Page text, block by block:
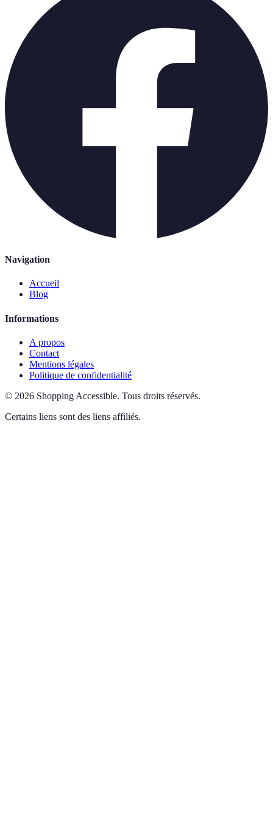
Navigation
Accueil
Blog
Informations
A propos
Contact
Mentions légales
Politique de confidentialité
© 2026 Shopping Accessible. Tous droits réservés.
Certains liens sont des liens affiliés.